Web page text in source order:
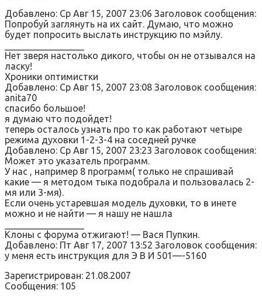
Добавлено: Ср Авг 15, 2007 23:06 Заголовок сообщения:
Попробуй заглянуть на их сайт. Думаю, что можно
будет попросить выслать инструкцию по мэйлу.
Нет зверя настолько дикого, чтобы он не отзывался на
ласку!
Хроники оптимистки
Добавлено: Ср Авг 15, 2007 23:08 Заголовок сообщения:
anita70
спасибо большое!
я думаю что подойдет!
теперь осталось узнать про то как работают четыре
режима духовки 1-2-3-4 на соседней ручке
Добавлено: Ср Авг 15, 2007 23:23 Заголовок сообщения:
Может это указатель программ.
У нас , например 8 программ( только не спрашивай
какие — я методом тыка подобрала и пользовалась 2-
мя или 3-мя).
Если очень устаревшая модель духовки, то в инете
можно и не найти — я нашу не нашла
Клоны с форума отжигают! — Вася Пупкин.
Добавлено: Пт Авг 17, 2007 13:52 Заголовок сообщения:
у меня есть инструкция для Э В И 501—-5160
Зарегистрирован: 21.08.2007
Сообщения: 105